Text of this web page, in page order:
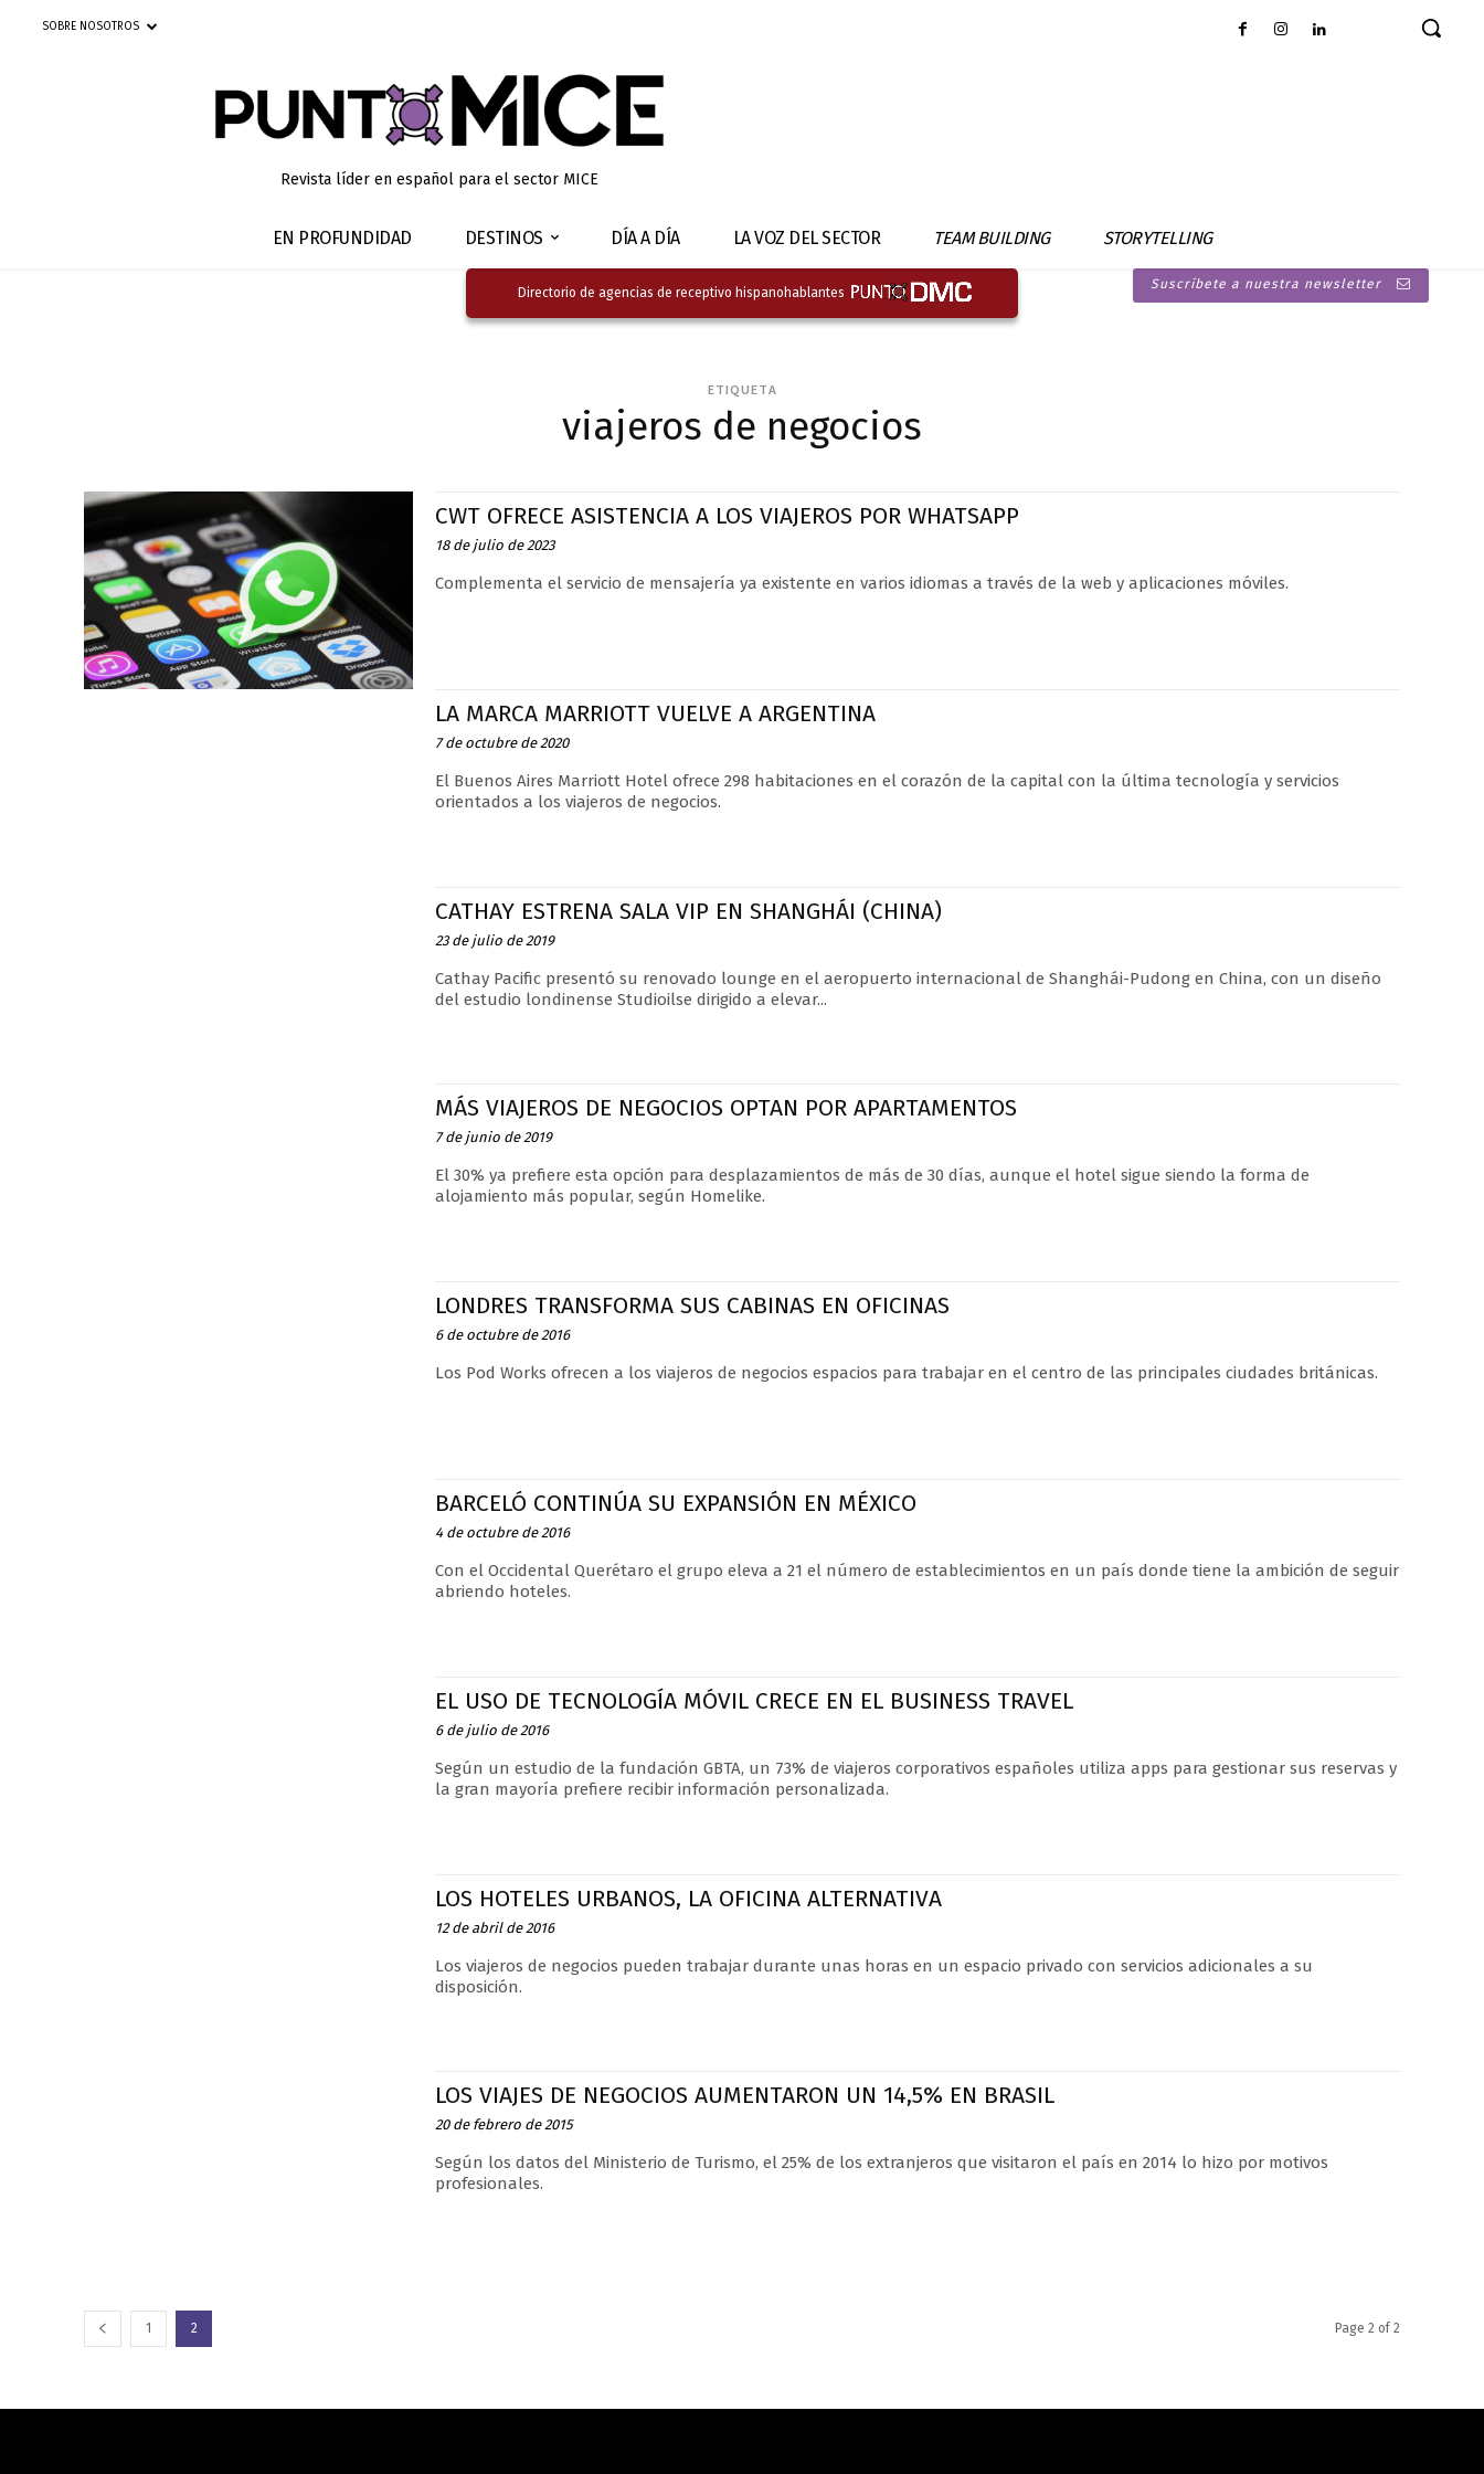
SOBRE NOSOTROS
Revista líder en español para el sector MICE
EN PROFUNDIDAD DESTINOS DÍA A DÍA LA VOZ DEL SECTOR TEAM BUILDING STORYTELLING
Directorio de agencias de receptivo hispanohablantes
Suscríbete a nuestra newsletter
ETIQUETA
viajeros de negocios
CWT OFRECE ASISTENCIA A LOS VIAJEROS POR WHATSAPP
18 de julio de 2023
Complementa el servicio de mensajería ya existente en varios idiomas a través de la web y aplicaciones móviles.
LA MARCA MARRIOTT VUELVE A ARGENTINA
7 de octubre de 2020
El Buenos Aires Marriott Hotel ofrece 298 habitaciones en el corazón de la capital con la última tecnología y servicios
orientados a los viajeros de negocios.
CATHAY ESTRENA SALA VIP EN SHANGHÁI (CHINA)
23 de julio de 2019
Cathay Pacific presentó su renovado lounge en el aeropuerto internacional de Shanghái-Pudong en China, con un diseño
del estudio londinense Studioilse dirigido a elevar...
MÁS VIAJEROS DE NEGOCIOS OPTAN POR APARTAMENTOS
7 de junio de 2019
El 30% ya prefiere esta opción para desplazamientos de más de 30 días, aunque el hotel sigue siendo la forma de
alojamiento más popular, según Homelike.
LONDRES TRANSFORMA SUS CABINAS EN OFICINAS
6 de octubre de 2016
Los Pod Works ofrecen a los viajeros de negocios espacios para trabajar en el centro de las principales ciudades británicas.
BARCELÓ CONTINÚA SU EXPANSIÓN EN MÉXICO
4 de octubre de 2016
Con el Occidental Querétaro el grupo eleva a 21 el número de establecimientos en un país donde tiene la ambición de seguir
abriendo hoteles.
EL USO DE TECNOLOGÍA MÓVIL CRECE EN EL BUSINESS TRAVEL
6 de julio de 2016
Según un estudio de la fundación GBTA, un 73% de viajeros corporativos españoles utiliza apps para gestionar sus reservas y
la gran mayoría prefiere recibir información personalizada.
LOS HOTELES URBANOS, LA OFICINA ALTERNATIVA
12 de abril de 2016
Los viajeros de negocios pueden trabajar durante unas horas en un espacio privado con servicios adicionales a su
disposición.
LOS VIAJES DE NEGOCIOS AUMENTARON UN 14,5% EN BRASIL
20 de febrero de 2015
Según los datos del Ministerio de Turismo, el 25% de los extranjeros que visitaron el país en 2014 lo hizo por motivos
profesionales.
1 2 Page 2 of 2